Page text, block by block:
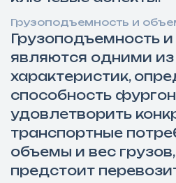
Грузоподъемность и
Грузоподъемность
являются одними
характеристик,
способность
удовлетворить
транспортные
объемы и вес
предстоит